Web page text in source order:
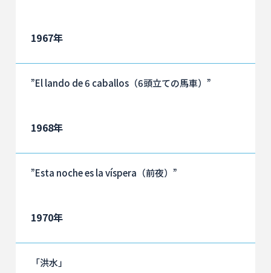
1967年
”El lando de 6 caballos（6頭立ての馬車）”
1968年
”Esta noche es la víspera（前夜）”
1970年
「洪水」